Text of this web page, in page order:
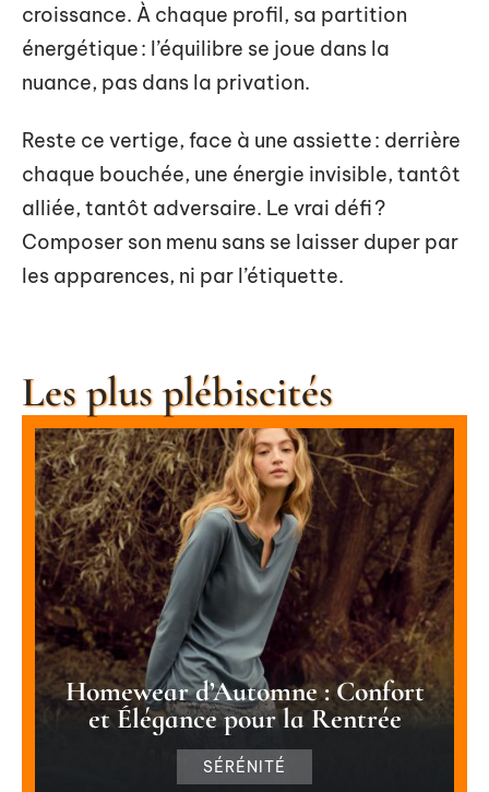
croissance. À chaque profil, sa partition
énergétique : l’équilibre se joue dans la
nuance, pas dans la privation.
Reste ce vertige, face à une assiette : derrière
chaque bouchée, une énergie invisible, tantôt
alliée, tantôt adversaire. Le vrai défi ?
Composer son menu sans se laisser duper par
les apparences, ni par l’étiquette.
Les plus plébiscités
Homewear d’Automne : Confort
et Élégance pour la Rentrée
SÉRÉNITÉ